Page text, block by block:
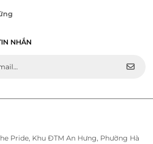
NHẮN
Pride, Khu ĐTM An Hưng, Phường Hà